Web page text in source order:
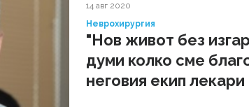
14 авг 2020
Неврохирургия
"Нов живот без
думи колко сме
неговия екип